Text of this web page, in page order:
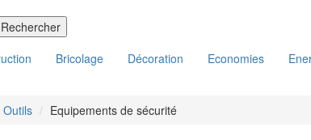
Bricolage Décoration Economies
Outils Equipements de sécurité